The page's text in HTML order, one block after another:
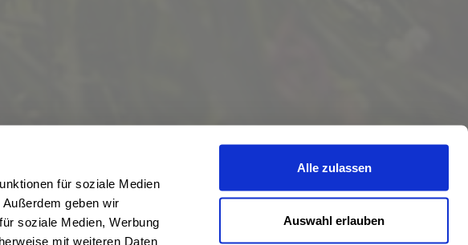
für soziale Medien
geben wir
soziale Medien, Werbung
mit weiteren Daten
Alle zulassen
Auswahl erlauben